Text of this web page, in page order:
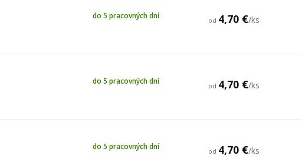
od 4,70 €/ks
do 5 pracovných dní
od 4,70 €/ks
do 5 pracovných dní
od 4,70 €/ks
do 5 pracovných dní